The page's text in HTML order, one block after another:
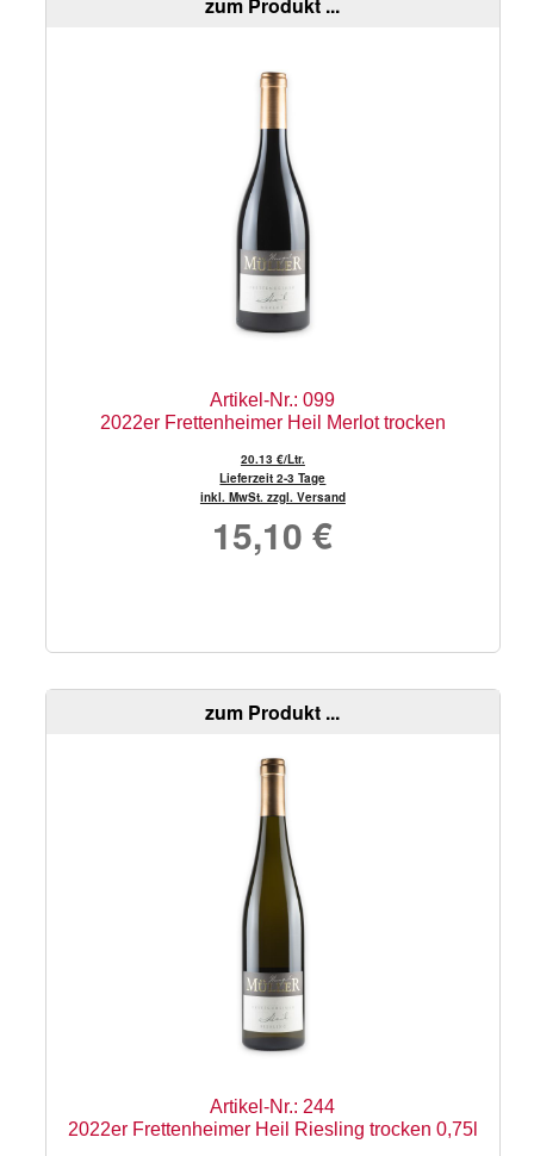
Artikel-Nr.: 099
2022er Frettenheimer Heil Merlot trocken
20.13 €/Ltr.
Lieferzeit 2-3 Tage
inkl. MwSt. zzgl. Versand
15,10€
Artikel-Nr.: 244
2022er Frettenheimer Heil Riesling trocken 0,75l
zum Produkt ...